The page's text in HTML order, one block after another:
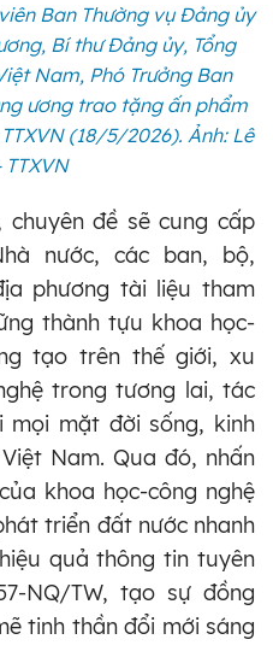
Ban Thường vụ Đảng ủy
Bí thư Đảng ủy, Tổng
Nam, Phó Trưởng Ban
ương trao tặng ấn phẩm
(18/5/2026). Ảnh: Lê
chuyên đề sẽ cung cấp
nước, các ban, bộ,
phương tài liệu tham
thành tựu khoa học-
tạo trên thế giới, xu
trong tương lai, tác
mọi mặt đời sống, kinh
Nam. Qua đó, nhấn
khoa học-công nghệ
triển đất nước nhanh
quả thông tin tuyên
NQ/TW, tạo sự đồng
tinh thần đổi mới sáng